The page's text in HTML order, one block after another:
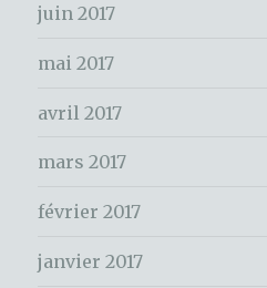
:juin 2017
mai 2017
avril 2017
mars 2017
février 2017
janvier 2017